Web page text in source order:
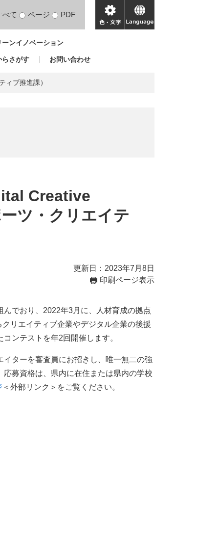
べて ページ PDF
色・
文
language
ンイノベーション
らさがす お問い合わせ
ィブ推進課）
Creative
ツ・クリエイテ
更新日：2023年7月8日
印刷ページ表示
でおり、2022年3月に、人材育成の拠点
リエイティブ企業やデジタル企業の後援
ンテストを年2回開催します。
ターを審査員にお招きし、唯一無二の強
募資格は、県内に在住または県内の学校
＜外部リンク＞ をご覧ください。